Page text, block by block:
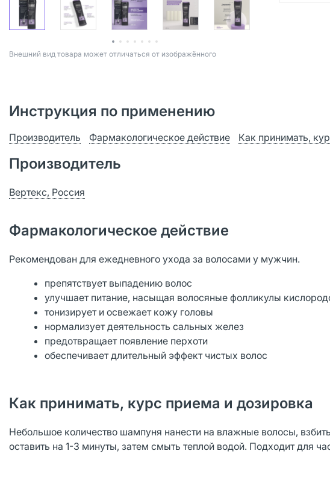
Bнешний вид товара может отличаться от изображённого
Инструкция по применению
Производитель Фармакологическое действие Как принимать,
Производитель
Вертекс, Россия
Фармакологическое действие
Рекомендован для ежедневного ухода за волосами у мужчин.
препятствует выпадению волос
улучшает питание, насыщая волосяные фолликулы
тонизирует и освежает кожу головы
нормализует деятельность сальных желез
предотвращает появление перхоти
обеспечивает длительный эффект чистых волос
Как принимать, курс приема и дозировка
Небольшое количество шампуня нанести на влажные волосы,
оставить на 1-3 минуты, затем смыть теплой водой. Подходит для